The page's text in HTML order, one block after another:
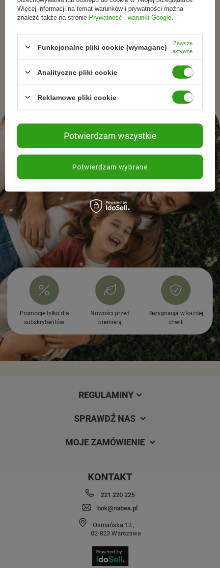
wybierają świadomie.
Zapisz się do newslettera i otrzymuj informacje o
promocjach, nowościach oraz inspiracjach ze świata
Promocje tylko dla
subskrybentów
Nowości przed
premierą
Rezygnacja w każdej
chwili
REGULAMINY
SPRAWDŹ NAS
MOJE ZAMÓWIENIE
KONTAKT
221 220 225
bok@nabea.pl
Osmańska 12 ,
02-823 Warszawa
Więcej informacji na temat warunków i prywatności można
znaleźć także na stronie Prywatność i warunki Google
Funkcjonalne pliki cookie (wymagane)
Zawsze
aktywne
Analityczne pliki cookie
Reklamowe pliki cookie
Potwierdzam wybrane
Potwierdzam wszystkie